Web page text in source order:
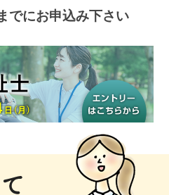
でにお申込み下さい